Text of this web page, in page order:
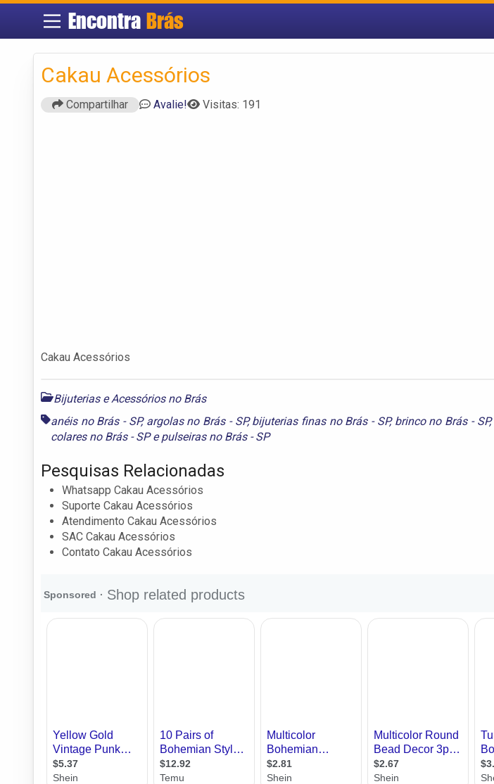
EncontraBrás
Cakau Acessórios
Compartilhar Avalie! Visitas: 191
Cakau Acessórios
Bijuterias e Acessórios no Brás
anéis no Brás - SP, argolas no Brás - SP,bijuterias finas no Brás - SP, brinco no Brás - SP,
colares no Brás - SPepulseiras no Brás - SP
Pesquisas Relacionadas
Whatsapp Cakau Acessórios
Suporte Cakau Acessórios
Atendimento Cakau Acessórios
SAC Cakau Acessórios
Contato Cakau Acessórios